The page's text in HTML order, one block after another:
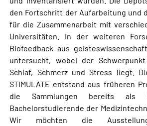
den Fortschritt der Aufarbeitung und
für die Zusammenarbeit mit
Universitäten. In der weiteren
Biofeedback aus
untersucht, wobei der
Schlaf, Schmerz und Stress liegt.
STIMULATE entstand aus früheren
die Sammlungen bereits als
Bachelorstudierende der
Wir möchten die